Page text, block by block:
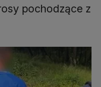
pochodzące z